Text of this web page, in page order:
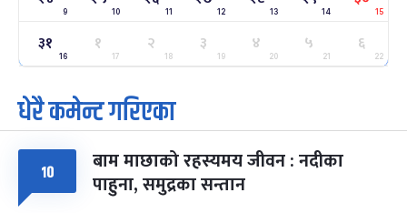
२५
मंगल
ग्याल्पो ल्होसार
फाल्गुन २५, २०८३ Mar 9, 2027
७ महिना बाँकी
७
आइत
पूर्णिमा व्रत
चैत्र ७, २०८३-Mar 21, 2027
८ फागुपूर्णिमा
चैत्र ८, २०८३-Mar 22, 2027
७ महिना बाँकी
9 10 11 12 13 14 15
३१
16
१
17
२
18
३
19
४
20
५
21
६
22
धेरै कमेन्ट गरिएका
१० बाम माछाको रहस्यमय जीवन : नदीका
पाहुना, समुद्रका सन्तान